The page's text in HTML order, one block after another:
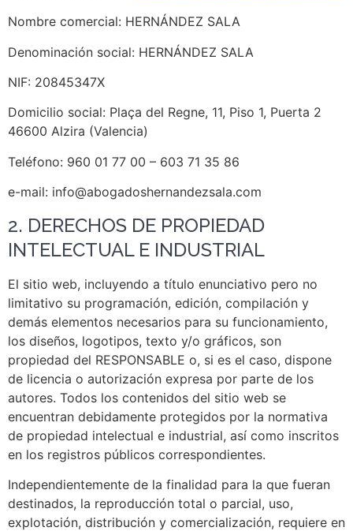
Nombre comercial: HERNÁNDEZ SALA
Denominación social: HERNÁNDEZ SALA
NIF: 20845347X
Domicilio social: Plaça del Regne, 11, Piso 1, Puerta 2
46600 Alzira (Valencia)
Teléfono: 960 01 77 00 – 603 71 35 86
e-mail: info@abogadoshernandezsala.com
2. DERECHOS DE PROPIEDAD
INTELECTUAL E INDUSTRIAL
El sitio web, incluyendo a título enunciativo pero no
limitativo su programación, edición, compilación y
demás elementos necesarios para su funcionamiento,
los diseños, logotipos, texto y/o gráficos, son
propiedad del RESPONSABLE o, si es el caso, dispone
de licencia o autorización expresa por parte de los
autores. Todos los contenidos del sitio web se
encuentran debidamente protegidos por la normativa
de propiedad intelectual e industrial, así como inscritos
en los registros públicos correspondientes.
Independientemente de la finalidad para la que fueran
destinados, la reproducción total o parcial, uso,
explotación, distribución y comercialización, requiere en